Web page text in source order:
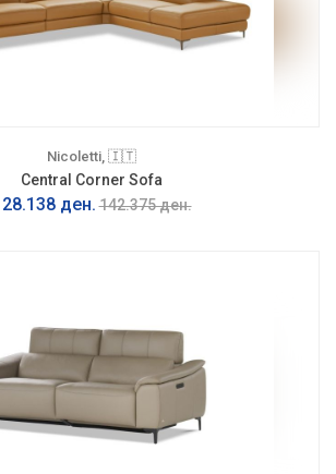
Nicoletti, 🇮🇹
Central Corner Sofa
ден. 142.375 ден.